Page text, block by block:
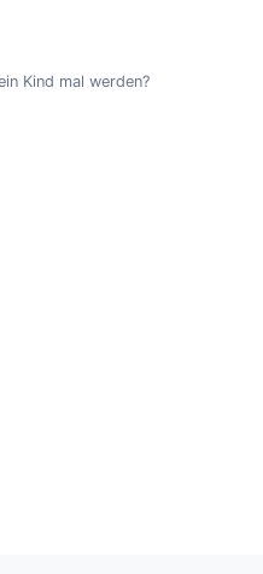
Kind mal werden?